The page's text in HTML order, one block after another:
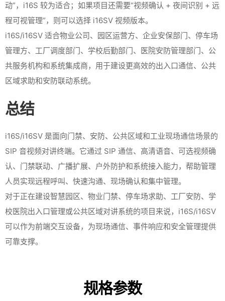
动”，i16S 较为适合；如果项目还需要“视频确认 + 夜间识别 + 远
程可视管理”，则可以选择 i16SV 视频版本。
i16S/i16SV 适合物业公司、园区运营方、企业安保部门、停车场
管理方、工厂调度部门、学校后勤部门、医院安防管理部门、公
共服务机构和系统集成商，用于建设更高效的出入口通信、公共
区域求助和安防联动系统。
总结
i16S/i16SV 是面向门禁、安防、公共区域和工业现场通信场景的
SIP 音视频对讲终端。它通过 SIP 通信、高清语音、可选视频确
认、门禁联动、广播扩展、户外防护和系统接入能力，帮助管理
人员实现远程呼叫、快速沟通、现场确认和集中管理。
对于正在建设智慧园区、物业门禁、停车场求助、工厂安防、学
校医院出入口管理或公共区域对讲系统的项目来说，i16S/i16SV
可以作为前端交互设备，为现场通信、事件响应和安全管理提供
可靠支撑。
规格参数